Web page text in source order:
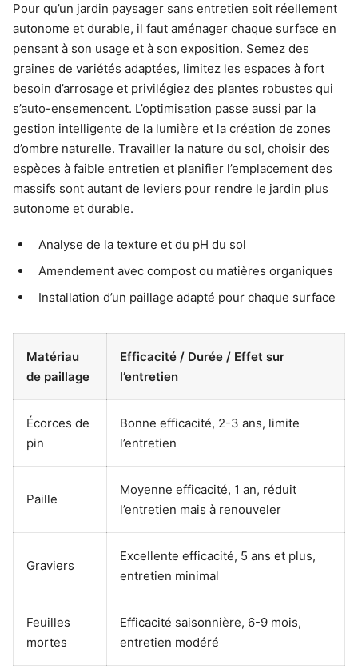
Pour qu’un jardin paysager sans entretien soit réellement
autonome et durable, il faut aménager chaque surface en
pensant à son usage et à son exposition. Semez des
graines de variétés adaptées, limitez les espaces à fort
besoin d’arrosage et privilégiez des plantes robustes qui
s’auto-ensemencent. L’optimisation passe aussi par la
gestion intelligente de la lumière et la création de zones
d’ombre naturelle. Travailler la nature du sol, choisir des
espèces à faible entretien et planifier l’emplacement des
massifs sont autant de leviers pour rendre le jardin plus
autonome et durable.
Analyse de la texture et du pH du sol
Amendement avec compost ou matières organiques
Installation d’un paillage adapté pour chaque surface
Matériau
de paillage
Efficacité / Durée / Effet sur
l’entretien
Écorces de
pin
Bonne efficacité, 2-3 ans, limite
l’entretien
Paille
Moyenne efficacité, 1 an, réduit
l’entretien mais à renouveler
Graviers
Excellente efficacité, 5 ans et plus,
entretien minimal
Feuilles
mortes
Efficacité saisonnière, 6-9 mois,
entretien modéré